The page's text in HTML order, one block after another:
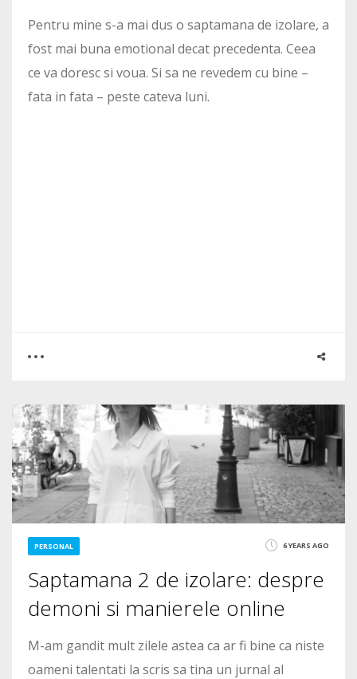
Pentru mine s-a mai dus o saptamana de izolare, a
fost mai buna emotional decat precedenta. Ceea
ce va doresc si voua. Si sa ne revedem cu bine –
fata in fata – peste cateva luni.
0
2756
PERSONAL 6 YEARS AGO
Saptamana 2 de izolare: despre
demoni si manierele online
M-am gandit mult zilele astea ca ar fi bine ca niste
oameni talentati la scris sa tina un jurnal al